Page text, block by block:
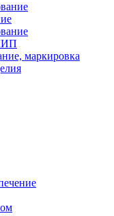
маркировка